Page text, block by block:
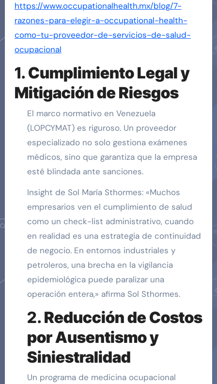
https://www.occupationalhealth.mx/blog/7-
razones-para-elegir-a-occupational-health-
como-tu-proveedor-de-servicios-de-salud-
ocupacional
1.Cumplimiento Legal y
Mitigación de Riesgos
El marco normativo en Venezuela
(LOPCYMAT) es riguroso. Un proveedor
especializado no solo gestiona exámenes
médicos, sino que garantiza que la empresa
esté blindada ante sanciones.
Insight de Sol María Sthormes: «Muchos
empresarios ven el cumplimiento de salud
como un check-list administrativo, cuando
en realidad es una estrategia de continuidad
de negocio. En entornos industriales y
petroleros, una brecha en la vigilancia
epidemiológica puede paralizar una
operación entera,» afirma Sol Sthormes.
2.Reducción de Costos
por Ausentismo y
Siniestralidad
Un programa de medicina ocupacional